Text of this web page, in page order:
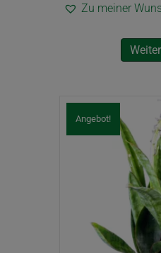
Zu meiner
Angebot!